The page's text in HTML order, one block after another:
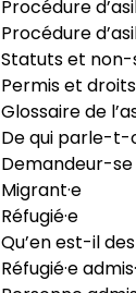
Procédure
Procédure
Statuts et non-
Permis et
Glossaire de
De qui parle-t-
Demandeur-se
Migrant·e
Réfugié·e
Qu’en est-il
Réfugié·e